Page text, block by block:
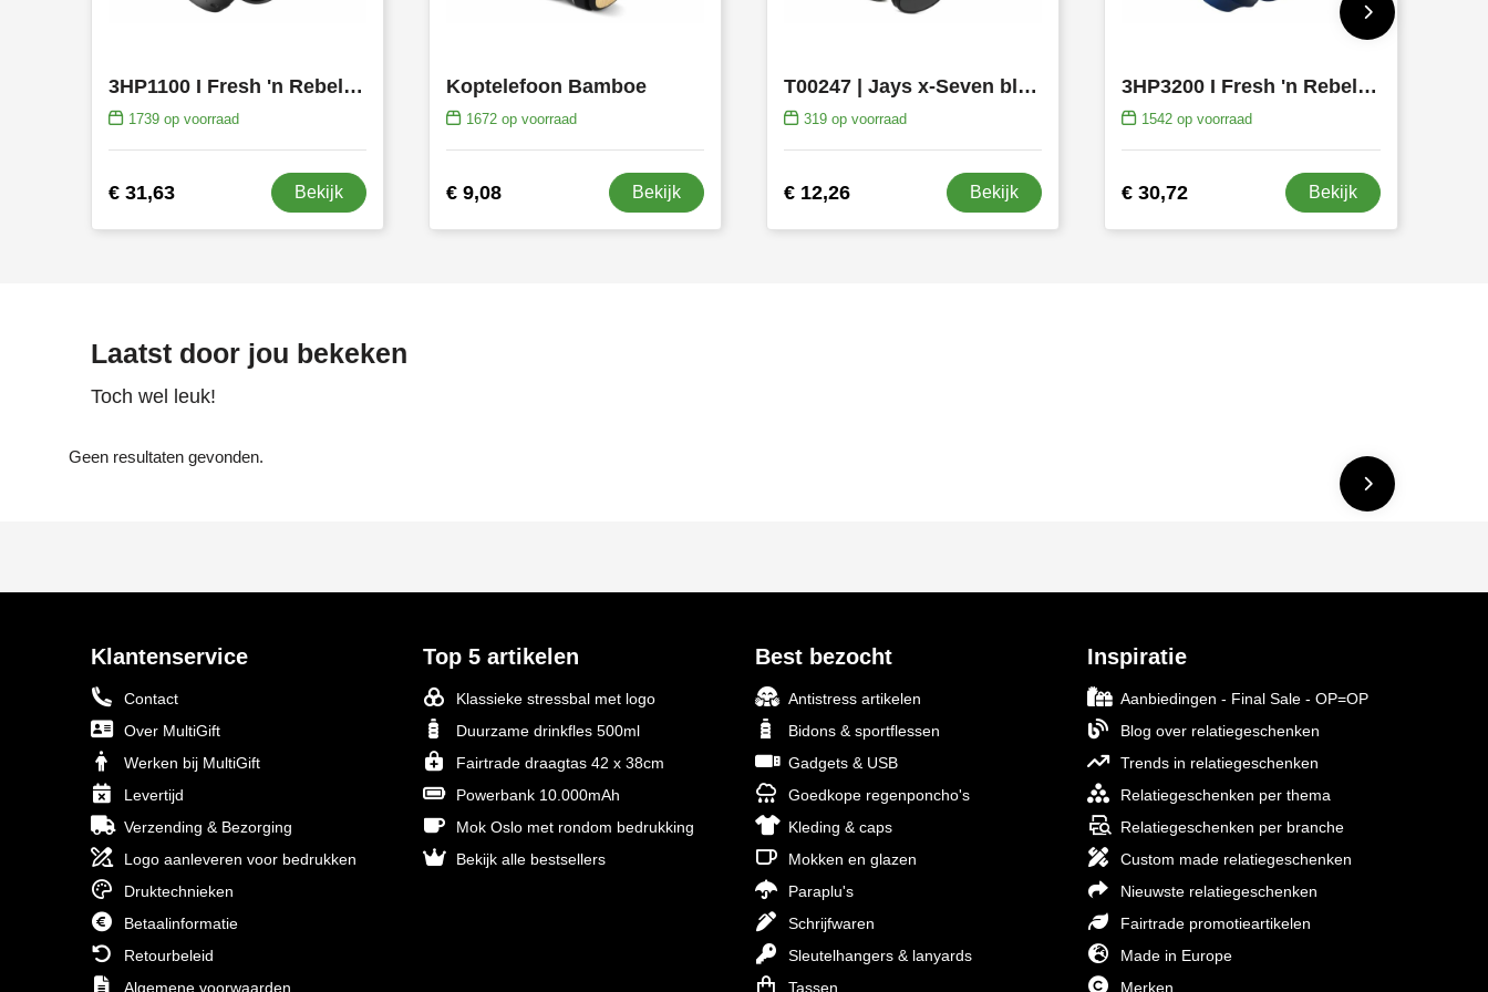
3HP1100 I Fresh 'n Rebel Code Fuse Draadloze on-ear koptelefoon
1739op voorraad
€ 31,63 Bekijk
Koptelefoon Bamboe
1672op voorraad
€ 9,08 Bekijk
T00247 | Jays x-Seven bluetooth hoofdtelefoon
319 op voorraad
€ 12,26 Bekijk
3HP3200 I Fresh 'n Rebel Clam Core Draadloze over-ear koptelefoon met ENC
1542 op voorraad
€ 30,72 Bekijk
Laatst door jou bekeken
Toch wel leuk!
Geen resultaten gevonden.
Klantenservice
Contact
Over MultiGift
Werken bij MultiGift
Levertijd
Verzending & Bezorging
Logo aanleveren voor bedrukken
Druktechnieken
Betaalinformatie
Retourbeleid
Algemene voorwaarden
Top 5 artikelen
Klassieke stressbal met logo
Duurzame drinkfles 500ml
Fairtrade draagtas 42 x 38cm
Powerbank 10.000mAh
Mok Oslo met rondom bedrukking
Bekijk alle bestsellers
Best bezocht
Antistress artikelen
Bidons & sportflessen
Gadgets & USB
Goedkope regenponcho's
Kleding & caps
Mokken en glazen
Paraplu's
Schrijfwaren
Sleutelhangers & lanyards
Tassen
Inspiratie
Aanbiedingen - Final Sale - OP=OP
Blog over relatiegeschenken
Trends in relatiegeschenken
Relatiegeschenken per thema
Relatiegeschenken per branche
Custom made relatiegeschenken
Nieuwste relatiegeschenken
Fairtrade promotieartikelen
Made in Europe
Merken